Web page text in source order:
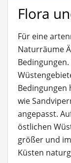
Flora
Für eine
Naturräume
Bedingungen
wie
angepasst.
östlichen
größer und
Küsten